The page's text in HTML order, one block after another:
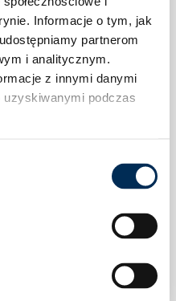
Informacje o tym, jak
partnerom
i analitycznym.
z innymi danymi
podczas